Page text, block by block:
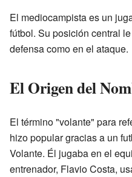
El mediocampista es un
fútbol. Su posición central
defensa como en el ataque.
El Origen del
El término "volante" para
hizo popular gracias a un
Volante. Él jugaba en el
entrenador, Flavio Costa,